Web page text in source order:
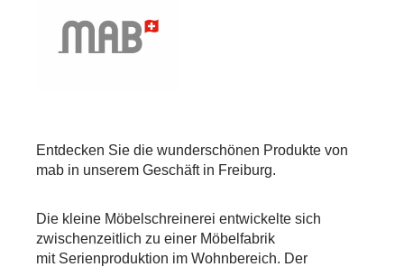
Entdecken Sie die wunderschönen Produkte von
mab in unserem Geschäft in Freiburg.
Die kleine Möbelschreinerei entwickelte sich
zwischenzeitlich zu einer Möbelfabrik
mit Serienproduktion im Wohnbereich. Der